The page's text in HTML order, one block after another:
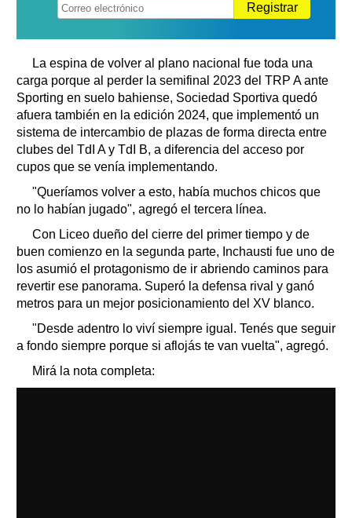
Registrar
La espina de volver al plano nacional fue toda una
carga porque al perder la semifinal 2023 del TRP A ante
Sporting en suelo bahiense, Sociedad Sportiva quedó
afuera también en la edición 2024, que implementó un
sistema de intercambio de plazas de forma directa entre
clubes del TdI A y TdI B, a diferencia del acceso por
cupos que se venía implementando.
"Queríamos volver a esto, había muchos chicos que
no lo habían jugado", agregó el tercera línea.
Con Liceo dueño del cierre del primer tiempo y de
buen comienzo en la segunda parte, Inchausti fue uno de
los asumió el protagonismo de ir abriendo caminos para
revertir ese panorama. Superó la defensa rival y ganó
metros para un mejor posicionamiento del XV blanco.
"Desde adentro lo viví siempre igual. Tenés que seguir
a fondo siempre porque si aflojás te van vuelta", agregó.
Mirá la nota completa: